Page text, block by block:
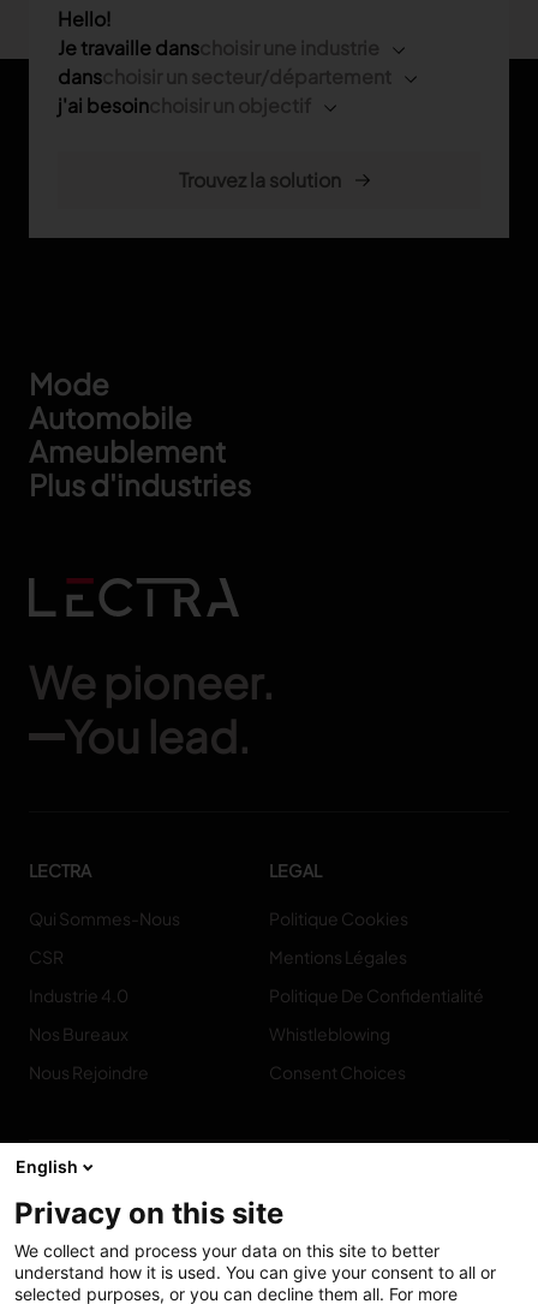
Footer
Mode
Automobile
Ameublement
Plus d'industries
We pioneer.
You lead.
LECTRA
Qui Sommes-Nous
CSR
Industrie 4.0
Nos Bureaux
Nous Rejoindre
LEGAL
Politique Cookies
Mentions Légales
Politique De Confidentialité
Whistleblowing
Consent Choices
Contact
Hello!
Je travaille dans
dans
j'ai besoin
English
Privacy on this site
We collect and process your data on this site to better
understand how it is used. You can give your consent to all or
selected purposes, or you can decline them all. For more